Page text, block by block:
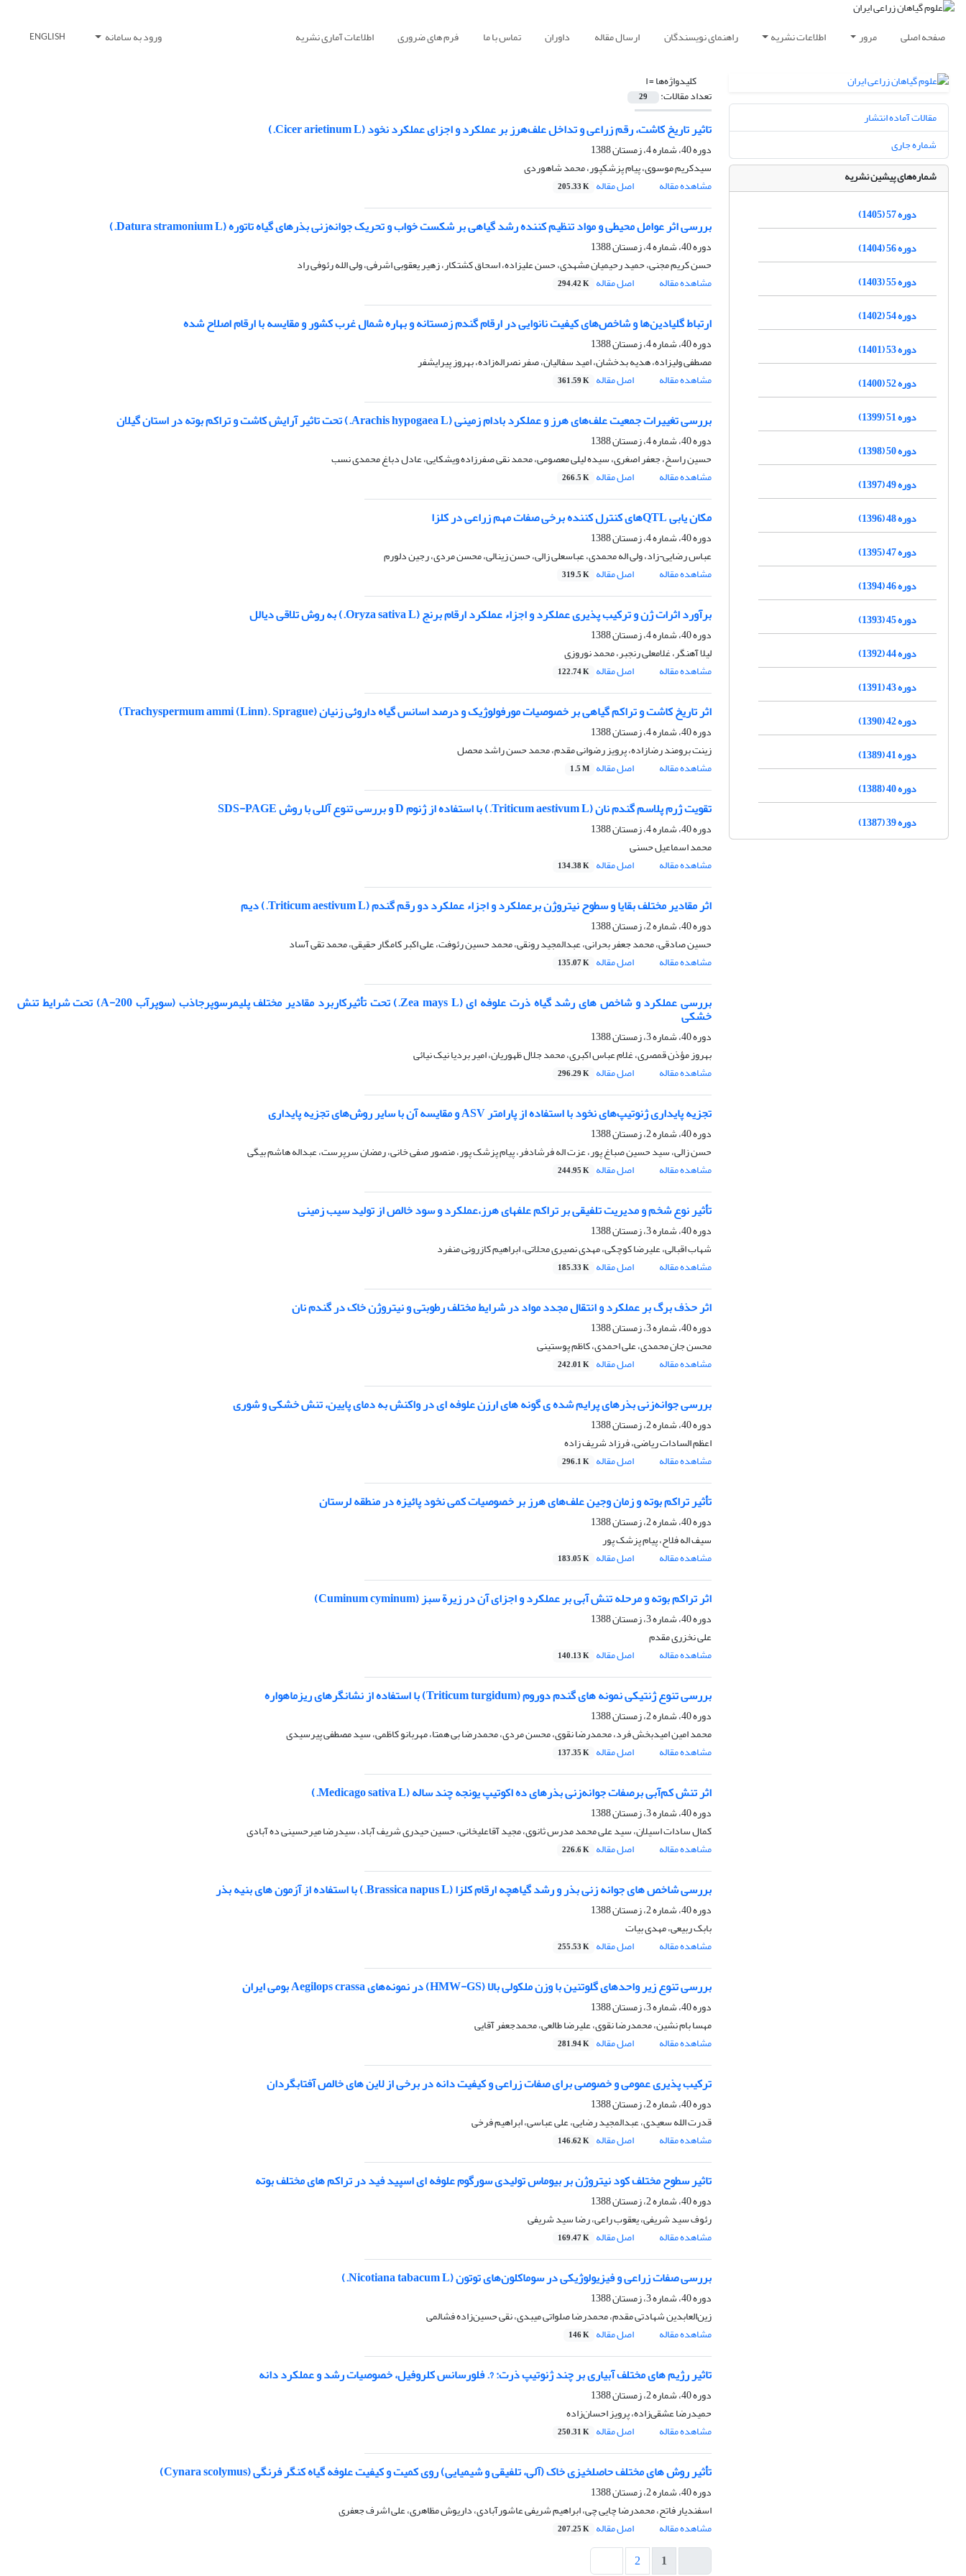
صفحه اصلی مرور اطلاعات نشریه راهنمای نویسندگان ارسال مقاله داوران تماس با ما فرم های ضروری اطلاعات آماری نشریه ورود به سامانه ENGLISH
کلیدواژه‌ها =ا
تعداد مقالات: 29
تاثیر تاریخ کاشت، رقم زراعی و تداخل علف‌هرز بر عملکرد و اجزای عملکرد نخود (Cicer arietinum L.)
دوره 40، شماره 4، زمستان 1388
سیدکریم موسوی، پیام پزشکپور، محمد شاهوردی
مشاهده مقاله
اصل مقاله 205.33 K
بررسی اثر عوامل محیطی و مواد تنظیم کننده رشد گیاهی بر شکست خواب و تحریک جوانه‌زنی بذرهای گیاه تاتوره (Datura stramonium L.)
دوره 40، شماره 4، زمستان 1388
حسن کریم مجنی، حمید رحیمیان مشهدی، حسن علیزاده، اسحاق کشتکار، زهیر یعقوبی اشرفی، ولی الله رئوفی راد
مشاهده مقاله
اصل مقاله 294.42 K
ارتباط گلیادین‌ها و شاخص‌های کیفیت نانوایی در ارقام گندم زمستانه و بهاره شمال غرب کشور و مقایسه با ارقام اصلاح شده
دوره 40، شماره 4، زمستان 1388
مصطفی ولیزاده، هدیه بدخشان، امید سفالیان، صفر نصراله‌زاده، بهروز پیرایشفر
مشاهده مقاله
اصل مقاله 361.59 K
بررسی تغییرات جمعیت علف‌های هرز و عملکرد بادام زمینی (Arachis hypogaea L.) تحت تاثیر آرایش کاشت و تراکم بوته در استان گیلان
دوره 40، شماره 4، زمستان 1388
حسین راسخ، جعفر اصغری، سیده لیلی معصومی، محمد نقی صفرزاده ویشکایی، عادل دباغ محمدی نسب
مشاهده مقاله
اصل مقاله 266.5 K
مکان یابی QTLهای کنترل کننده برخی صفات مهم زراعی در کلزا
دوره 40، شماره 4، زمستان 1388
عباس رضایی¬زاد، ولی اله محمدی، عباسعلی زالی، حسن زینالی، محسن مردی، رجین دلورم
مشاهده مقاله
اصل مقاله 319.5 K
برآورد اثرات ژن و ترکیب پذیری عملکرد و اجزاء عملکرد ارقام برنج (Oryza sativa L.) به روش تلاقی دیالل
دوره 40، شماره 4، زمستان 1388
لیلا آهنگر، غلامعلی رنجبر، محمد نوروزی
مشاهده مقاله
اصل مقاله 122.74 K
اثر تاریخ کاشت و تراکم گیاهی بر خصوصیات مورفولوژیک و درصد اسانس گیاه داروئی زنیان (Trachyspermum ammi (Linn). Sprague)
دوره 40، شماره 4، زمستان 1388
زینت برومند رضازاده، پرویز رضوانی مقدم، محمد حسن راشد محصل
مشاهده مقاله
اصل مقاله 1.5 M
تقویت ژرم پلاسم گندم نان (Triticum aestivum L.) با استفاده از ژنوم D و بررسی تنوع آللی با روش SDS-PAGE
دوره 40، شماره 4، زمستان 1388
محمد اسماعیل حسنی
مشاهده مقاله
اصل مقاله 134.38 K
اثر مقادیر مختلف بقایا و سطوح نیتروژن برعملکرد و اجزاء عملکرد دو رقم گندم (Triticum aestivum L.) دیم
دوره 40، شماره 2، زمستان 1388
حسین صادقی، محمد جعفر بحرانی، عبدالمجید رونقی، محمد حسین رئوفت، علی اکبر کامگار حقیقی، محمد تقی آساد
مشاهده مقاله
اصل مقاله 135.07 K
بررسی عملکرد و شاخص های رشد گیاه ذرت علوفه ای (Zea mays L.) تحت تأثیرکاربرد مقادیر مختلف پلیمرسوپرجاذب (سوپرآب A-200) تحت شرایط تنش
خشکی
دوره 40، شماره 3، زمستان 1388
بهروز مؤذن قمصری، غلام عباس اکبری، محمد جلال ظهوریان، امیر بردیا نیک نیائی
مشاهده مقاله
اصل مقاله 296.29 K
تجزیه پایداری ژنوتیپ‌های نخود با استفاده از پارامتر ASV و مقایسه آن با سایر روش‌های تجزیه پایداری
دوره 40، شماره 2، زمستان 1388
حسن زالی، سید حسین صباغ پور، عزت اله فرشادفر، پیام پزشک پور، منصور صفی خانی، رمضان سرپرست، عبداله هاشم بیگی
مشاهده مقاله
اصل مقاله 244.95 K
تأثیر نوع شخم و مدیریت تلفیقی بر تراکم علفهای هرز،عملکرد و سود خالص از تولید سیب زمینی
دوره 40، شماره 3، زمستان 1388
شهاب اقبالی، علیرضا کوچکی، مهدی نصیری محلاتی، ابراهیم کازرونی منفرد
مشاهده مقاله
اصل مقاله 185.33 K
اثر حذف برگ بر عملکرد و انتقال مجدد مواد در شرایط مختلف رطوبتی و نیتروژن خاک در گندم نان
دوره 40، شماره 3، زمستان 1388
محسن‌ جان محمدی، علی‌ احمدی، کاظم پوستینی
مشاهده مقاله
اصل مقاله 242.01 K
بررسی جوانه‌زنی بذرهای پرایم شده ی گونه های ارزن علوفه ای در واکنش به دمای پایین، تنش خشکی و شوری
دوره 40، شماره 2، زمستان 1388
اعظم السادات ریاضی، فرزاد شریف زاده
مشاهده مقاله
اصل مقاله 296.1 K
تأثیر تراکم بوته و زمان وجین علف‌های هرز بر خصوصیات کمی نخود پائیزه در منطقه لرستان
دوره 40، شماره 2، زمستان 1388
سیف اله فلاح، پیام پزشک پور
مشاهده مقاله
اصل مقاله 183.05 K
اثر تراکم بوته و مرحله تنش آبی بر عملکرد و اجزای آن در زیرة سبز (Cuminum cyminum)
دوره 40، شماره 3، زمستان 1388
علی نخزری مقدم
مشاهده مقاله
اصل مقاله 140.13 K
بررسی تنوع ژنتیکی نمونه های گندم دوروم (Triticum turgidum) با استفاده از نشانگرهای ریزماهواره
دوره 40، شماره 2، زمستان 1388
محمد امین امیدبخش فرد، محمدرضا نقوی، محسن مردی، محمدرضا بی همتا، مهربانو کاظمی، سید مصطفی پیرسیدی
مشاهده مقاله
اصل مقاله 137.35 K
اثر تنش کم‌آبی برصفات جوانه‌زنی بذرهای ده اکوتیپ یونجه چند ساله (Medicago sativa L.)
دوره 40، شماره 3، زمستان 1388
کمال سادات اسیلان، سید علی محمد مدرس ثانوی، مجید آقاعلیخانی، حسین حیدری شریف آباد، سیدرضا میرحسینی ده آبادی
مشاهده مقاله
اصل مقاله 226.6 K
بررسی شاخص های جوانه زنی بذر و رشد گیاهچه ارقام کلزا (Brassica napus L.) با استفاده از آزمون های بنیه بذر
دوره 40، شماره 2، زمستان 1388
بابک ربیعی، مهدی بیات
مشاهده مقاله
اصل مقاله 255.53 K
بررسی تنوع زیر واحدهای گلوتنین با وزن ملکولی بالا (HMW-GS) در نمونه‌های Aegilops crassa بومی ایران
دوره 40، شماره 3، زمستان 1388
مهسا بام نشین، محمدرضا نقوی، علیرضا طالعی، محمدجعفر آقایی
مشاهده مقاله
اصل مقاله 281.94 K
ترکیب پذیری عمومی و خصوصی برای صفات زراعی و کیفیت دانه در برخی از لاین های خالص آفتابگردان
دوره 40، شماره 2، زمستان 1388
قدرت الله سعیدی، عبدالمجید رضایی، علی عباسی، ابراهیم فرخی
مشاهده مقاله
اصل مقاله 146.62 K
تاثیر سطوح مختلف کود نیتروژن بر بیوماس تولیدی سورگوم علوفه ای اسپید فید در تراکم های مختلف بوته
دوره 40، شماره 2، زمستان 1388
رئوف سید شریفی، یعقوب راعی، رضا سید شریفی
مشاهده مقاله
اصل مقاله 169.47 K
بررسی صفات زراعی و فیزیولوژیکی در سوماکلون‌های توتون (Nicotiana tabacum L.)
دوره 40، شماره 3، زمستان 1388
زین‌العابدین شهادتی مقدم، محمدرضا صلواتی میبدی، نقی حسین‌زاده فشالمی
مشاهده مقاله
اصل مقاله 146 K
تاثیر رژیم های مختلف آبیاری بر چند ژنوتیپ ذرت: ?. فلورسانس کلروفیل، خصوصیات رشد و عملکرد دانه
دوره 40، شماره 2، زمستان 1388
حمیدرضا عشقی‌زاده، پرویز احسان‌زاده
مشاهده مقاله
اصل مقاله 250.31 K
تأثیر روش های مختلف حاصلخیزی خاک (آلی، تلفیقی و شیمیایی) روی کمیت و کیفیت علوفه گیاه کنگر فرنگی (Cynara scolymus)
دوره 40، شماره 2، زمستان 1388
اسفندیار فاتح، محمدرضا چایی چی، ابراهیم شریفی عاشورآبادی، داریوش مظاهری، علی اشرف جعفری
مشاهده مقاله
اصل مقاله 207.25 K
1
2
مقالات آماده انتشار
شماره جاری
شماره‌های پیشین نشریه
دوره 57 (1405)
دوره 56 (1404)
دوره 55 (1403)
دوره 54 (1402)
دوره 53 (1401)
دوره 52 (1400)
دوره 51 (1399)
دوره 50 (1398)
دوره 49 (1397)
دوره 48 (1396)
دوره 47 (1395)
دوره 46 (1394)
دوره 45 (1393)
دوره 44 (1392)
دوره 43 (1391)
دوره 42 (1390)
دوره 41 (1389)
دوره 40 (1388)
دوره 39 (1387)